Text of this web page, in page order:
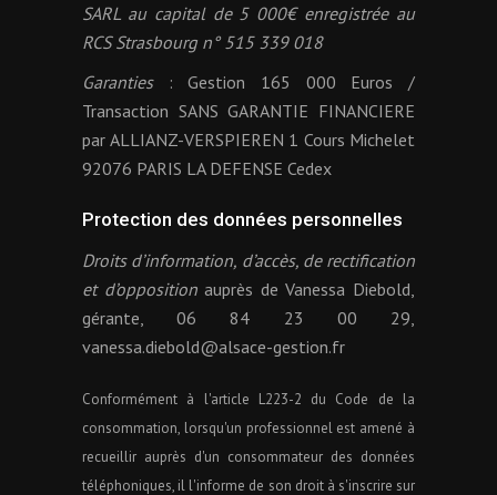
SARL au capital de 5 000€ enregistrée au
RCS Strasbourg n° 515 339 018
Garanties: Gestion 165 000 Euros /
Transaction SANS GARANTIE FINANCIERE
par ALLIANZ-VERSPIEREN 1 Cours Michelet
92076 PARIS LA DEFENSE Cedex
Protection des données personnelles
Droits d’information, d’accès, de rectification
et d’oppositionauprès de Vanessa Diebold,
gérante, 06 84 23 00 29,
vanessa.diebold@alsace-gestion.fr
Conformément à l'article L223-2 du Code de la
consommation, lorsqu'un professionnel est amené à
recueillir auprès d'un consommateur des données
téléphoniques, il l'informe de son droit à s'inscrire sur